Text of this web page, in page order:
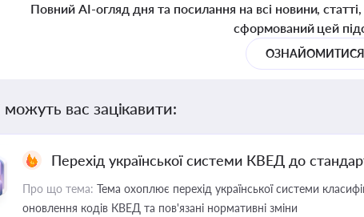
Повний AI-огляд дня та посилання на всі новини,
сформований цей
ОЗНАЙОМИТИСЯ
можуть вас зацікавити:
Перехід української системи КВЕД до
Про що тема: Тема охоплює перехід української системи
оновлення кодів КВЕД та пов'язані нормативні зміни